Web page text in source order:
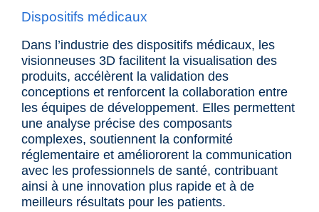
Dispositifs médicaux
Dans l’industrie des dispositifs médicaux, les
visionneuses 3D facilitent la visualisation des
produits, accélèrent la validation des
conceptions et renforcent la collaboration entre
les équipes de développement. Elles permettent
une analyse précise des composants
complexes, soutiennent la conformité
réglementaire et améliororent la communication
avec les professionnels de santé, contribuant
ainsi à une innovation plus rapide et à de
meilleurs résultats pour les patients.